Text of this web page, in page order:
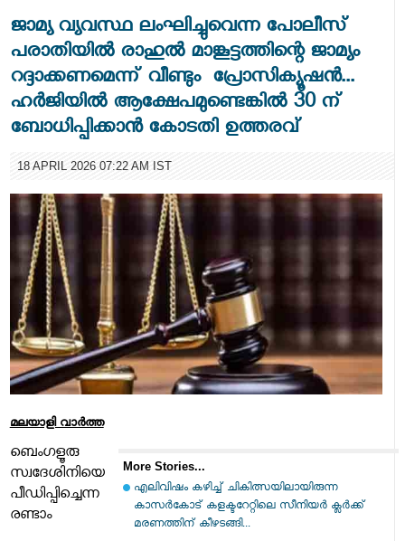
ജാമ്യ വ്യവസ്ഥ ലംഘിച്ചുവെന്ന പോലീസ്
പരാതിയിൽ രാഹുൽ മാങ്കൂട്ടത്തിന്റെ ജാമ്യം
റദ്ദാക്കണമെന്ന് വീണ്ടും പ്രോസിക്യൂഷൻ...
ഹർജിയിൽ ആക്ഷേപമുണ്ടെങ്കിൽ 30 ന്
ബോധിപ്പിക്കാൻ കോടതി ഉത്തരവ്
18 APRIL 2026 07:22 AM IST
മലയാളി വാര്‍ത്ത
More Stories...
എലിവിഷം കഴിച്ച് ചികിത്സയിലായിരുന്ന
കാസർകോട് കളക്ടറേറ്റിലെ സീനിയർ ക്ലർക്ക്
മരണത്തിന് കീഴടങ്ങി...
ബെംഗളൂരു
സ്വദേശിനിയെ
പീഡിപ്പിച്ചെന്ന
രണ്ടാം